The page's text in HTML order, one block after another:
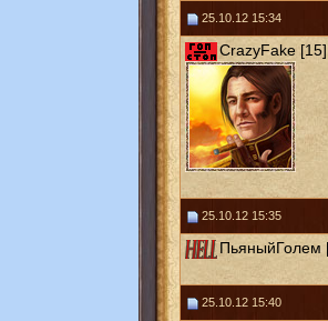
25.10.12 15:34
CrazyFake [15]
25.10.12 15:35
ПьяныйГолем
25.10.12 15:40